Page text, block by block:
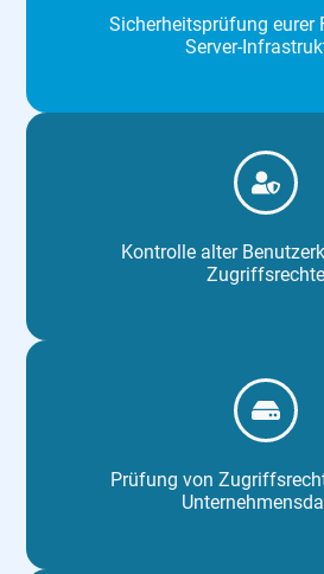
Sicherheitsprüfung eurer
Server-
Kontrolle alter
Zugriffsrechte
Prüfung von